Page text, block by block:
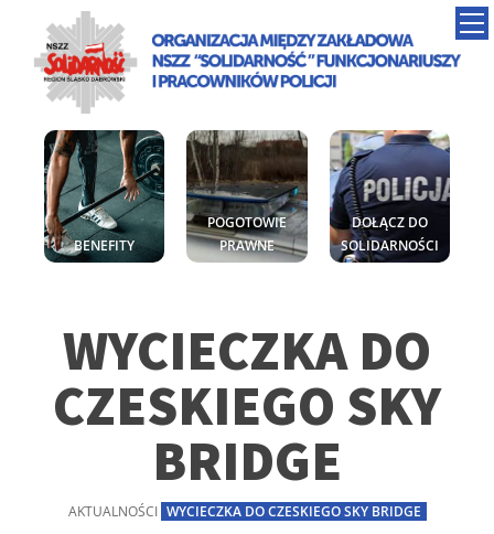
BENEFITY
POGOTOWIE
PRAWNE
DOŁĄCZ DO
SOLIDARNOŚCI
WYCIECZKA DO
CZESKIEGO SKY
BRIDGE
AKTUALNOŚCI WYCIECZKA DO CZESKIEGO SKY BRIDGE